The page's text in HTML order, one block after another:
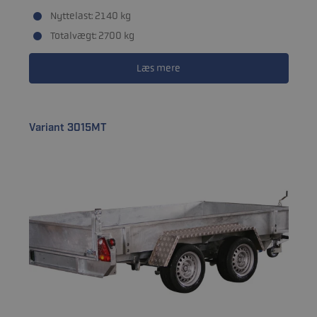
Nyttelast: 2140 kg
Totalvægt: 2700 kg
Læs mere
Variant 3015MT